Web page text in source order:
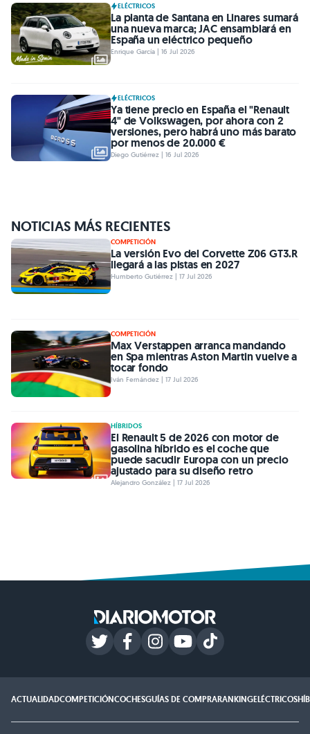
ELÉCTRICOS
La planta de Santana en Linares sumará
una nueva marca; JAC ensamblará en
España un eléctrico pequeño
Enrique García | 16 Jul 2026
ELÉCTRICOS
Ya tiene precio en España el "Renault
4" de Volkswagen, por ahora con 2
versiones, pero habrá uno más barato
por menos de 20.000 €
Diego Gutiérrez | 16 Jul 2026
NOTICIAS MÁS RECIENTES
COMPETICIÓN
La versión Evo del Corvette Z06 GT3.R
llegará a las pistas en 2027
Humberto Gutiérrez | 17 Jul 2026
COMPETICIÓN
Max Verstappen arranca mandando
en Spa mientras Aston Martin vuelve a
tocar fondo
Iván Fernández | 17 Jul 2026
HÍBRIDOS
El Renault 5 de 2026 con motor de
gasolina híbrido es el coche que
puede sacudir Europa con un precio
ajustado para su diseño retro
Alejandro González | 17 Jul 2026
ACTUALIDADCOMPETICIÓNCOCHESGUÍAS DE COMPRARANKINGELÉCTRICOS